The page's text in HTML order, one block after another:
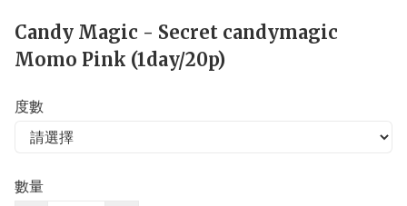
Candy Magic - Secret candymagic
Momo Pink (1day/20p)
度數
數量